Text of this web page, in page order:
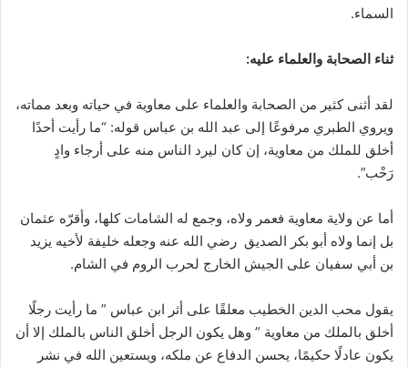
السماء.
ثناء الصحابة والعلماء عليه:
لقد أثنى كثير من الصحابة والعلماء على معاوية في حياته وبعد مماته،
ويروي الطبري مرفوعًا إلى عبد الله بن عباس قوله: “ما رأيت أحدًا
أخلق للملك من معاوية، إن كان ليرد الناس منه على أرجاء وادٍ
رَحْب”.
أما عن ولاية معاوية فعمر ولاه، وجمع له الشامات كلها، وأقرّه عثمان
بل إنما ولاه أبو بكر الصديق رضي الله عنه وجعله خليفة لأخيه يزيد
بن أبي سفيان على الجيش الخارج لحرب الروم في الشام.
يقول محب الدين الخطيب معلقًا على أثر ابن عباس ” ما رأيت رجلًا
أخلق بالملك من معاوية ” وهل يكون الرجل أخلق الناس بالملك إلا أن
يكون عادلًا حكيمًا، يحسن الدفاع عن ملكه، ويستعين الله في نشر